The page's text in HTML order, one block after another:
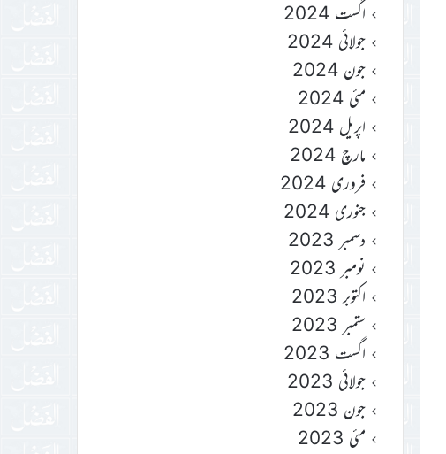
اگست 2024
جولائی 2024
جون 2024
مئی 2024
اپریل 2024
مارچ 2024
فروری 2024
جنوری 2024
دسمبر 2023
نومبر 2023
اکتوبر 2023
ستمبر 2023
اگست 2023
جولائی 2023
جون 2023
مئی 2023